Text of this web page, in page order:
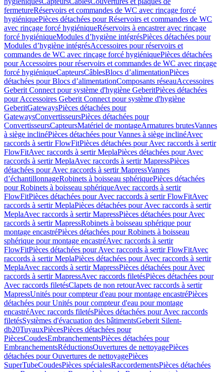
fermetureRéservoirs et commandes de WC avec rinçage forcé
hygiéniquePièces détachées pour Réservoirs et commandes de WC
avec rinçage forcé hygiéniqueRéservoirs à encastrer avec rinçage
forcé hygiéniqueModules d’hygiène intégrésPièces détachées pour
Modules d’hygiène intégrésAccessoires pour réservoirs et
commandes de WC avec rinçage forcé hygiéniquePièces détachées
pour Accessoires pour réservoirs et commandes de WC avec rinçage
forcé hygiéniqueCapteursCâblesBlocs d’alimentationPièces
détachées pour Blocs d’alimentationComposants réseauAccessoires
Geberit Connect pour système d'hygiène GeberitPièces détachées
pour Accessoires Geberit Connect pour système d'hygiène
GeberitGatewaysPièces détachées pour
GatewaysConvertisseursPièces détachées pour
ConvertisseursCapteursMatériel de montageArmatures brutesVannes
à siège inclinéPièces détachées pour Vannes à siège inclinéAvec
raccords à sertir FlowFitPièces détachées pour Avec raccords à sertir
FlowFitAvec raccords à sertir MeplaPièces détachées pour Avec
raccords à sertir MeplaAvec raccords à sertir MapressPièces
détachées pour Avec raccords à sertir MapressVannes
d’échantillonnageRobinets à boisseau sphériquePièces détachées
pour Robinets à boisseau sphériqueAvec raccords à sertir
FlowFitPièces détachées pour Avec raccords à sertir FlowFitAvec
raccords à sertir MeplaPièces détachées pour Avec raccords à sertir
MeplaAvec raccords à sertir MapressPièces détachées pour Avec
raccords à sertir MapressRobinets à boisseau sphérique pour
montage encastréPièces détachées pour Robinets à boisseau
sphérique pour montage encastréAvec raccords à sertir
FlowFitPièces détachées pour Avec raccords à sertir FlowFitAvec
raccords à sertir MeplaPièces détachées pour Avec raccords à sertir
MeplaAvec raccords à sertir MapressPièces détachées pour Avec
raccords à sertir MapressAvec raccords filetésPièces détachées pour
Avec raccords filetésClapets de non retourAvec raccords à sertir
MapressUnités pour compteur d'eau pour montage encastréPièces
détachées pour Unités pour compteur d'eau pour montage
encastréAvec raccords filetésPièces détachées pour Avec raccords
filetésSystèmes d'évacuation des bâtimentsGeberit Silent-
db20TuyauxPiècesPièces détachées pour
PiècesCoudesEmbranchementsPièces détachées pour
EmbranchementsRéductionsOuvertures de nettoyagePièces
détachées pour Ouvertures de nettoyagePièces
SuperTubeCoudesPièces spécialesRaccordementsPièces détachées